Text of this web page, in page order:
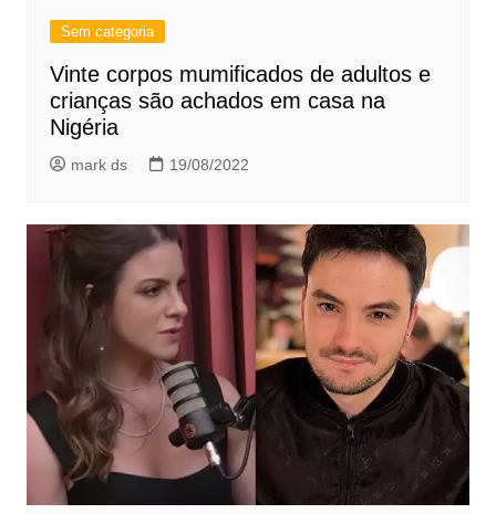
Sem categoria
Vinte corpos mumificados de adultos e
crianças são achados em casa na
Nigéria
mark ds 19/08/2022